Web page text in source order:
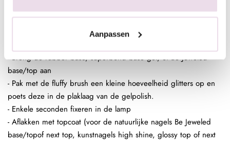
Aanpassen
- Pak met de fluffy brush een kleine hoeveelheid glitters op en
poets deze in de plaklaag van de gelpolish.
- Breng de rubber base, superbond base gel, of Be Jeweled
base/top aan
- Pak met de fluffy brush een kleine hoeveelheid glitters op en
poets deze in de plaklaag van de gelpolish.
- Enkele seconden fixeren in de lamp
- Aflakken met topcoat (voor de natuurlijke nagels Be Jeweled
base/topof next top, kunstnagels high shine, glossy top of next